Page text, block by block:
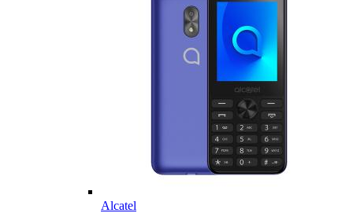
Alcatel